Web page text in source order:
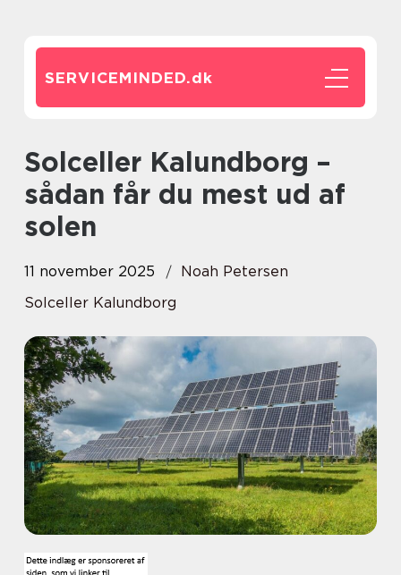
SERVICEMINDED.dk
Solceller Kalundborg –
sådan får du mest ud af
solen
11 november 2025
Noah Petersen
Solceller Kalundborg